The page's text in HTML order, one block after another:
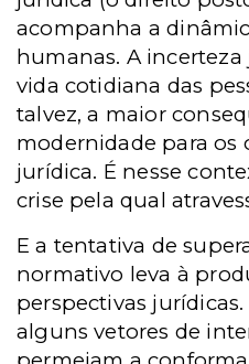
acompanha a
humanas. A
vida cotidiana das
talvez, a maior
modernidade para os
jurídica. É nesse
crise pela qual
E a tentativa de
normativo leva à
perspectivas
alguns vetores de